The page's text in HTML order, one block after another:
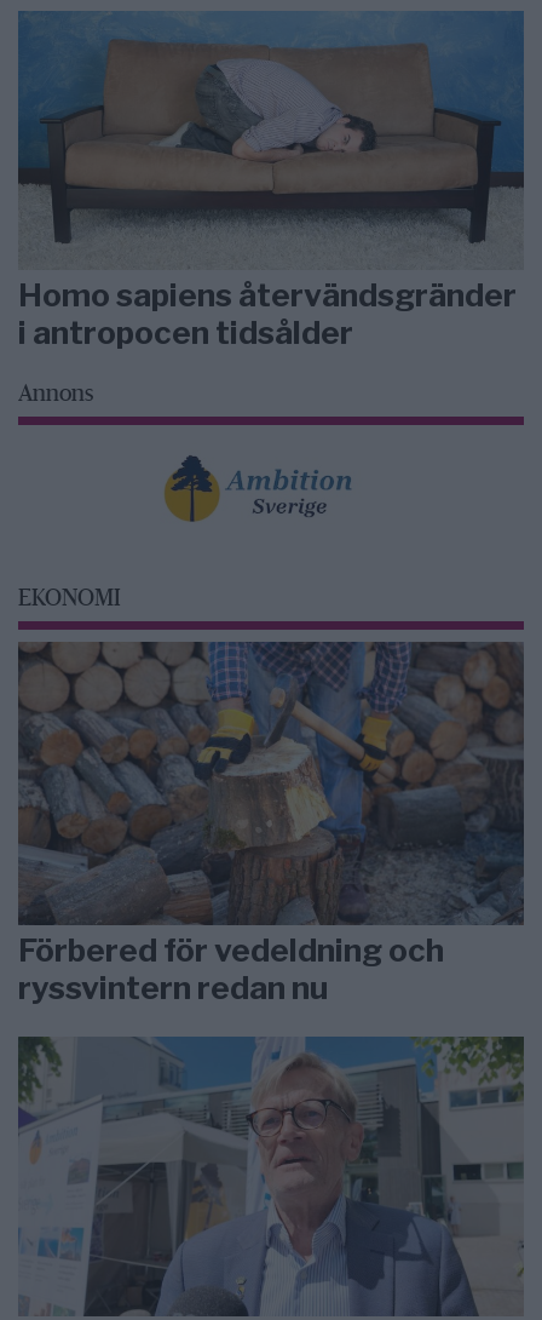
Homo sapiens återvändsgränder
i antropocen tidsålder
Annons
EKONOMI
Förbered för vedeldning och
ryssvintern redan nu